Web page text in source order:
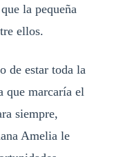
la pequeña
ellos.
de estar toda la
que marcaría el
siempre,
Amelia le